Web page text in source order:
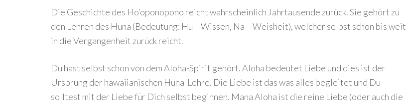
Die Geschichte des Ho’oponopono reicht wahrscheinlich Jahrtausende zurück. Sie gehört zu
den Lehren des Huna (Bedeutung: Hu – Wissen, Na – Weisheit), welcher selbst schon bis weit
in die Vergangenheit zurück reicht.
Du hast selbst schon von dem Aloha-Spirit gehört. Aloha bedeutet Liebe und dies ist der
Ursprung der hawaiianischen Huna-Lehre. Die Liebe ist das was alles begleitet und Du
solltest mit der Liebe für Dich selbst beginnen. Mana Aloha ist die reine Liebe (oder auch die